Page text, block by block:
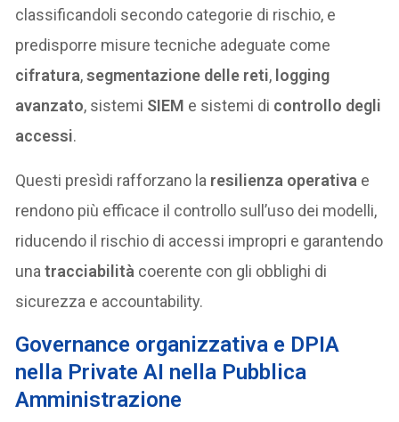
classificandoli secondo categorie di rischio, e
predisporre misure tecniche adeguate come
cifratura,segmentazione delle reti, logging
avanzato, sistemi SIEM e sistemi di controllo degli
accessi.
Questi presìdi rafforzano la resilienza operativa e
rendono più efficace il controllo sull’uso dei modelli,
riducendo il rischio di accessi impropri e garantendo
unatracciabilità coerente con gli obblighi di
sicurezza e accountability.
Governance organizzativa e DPIA
nella Private AI nella Pubblica
Amministrazione